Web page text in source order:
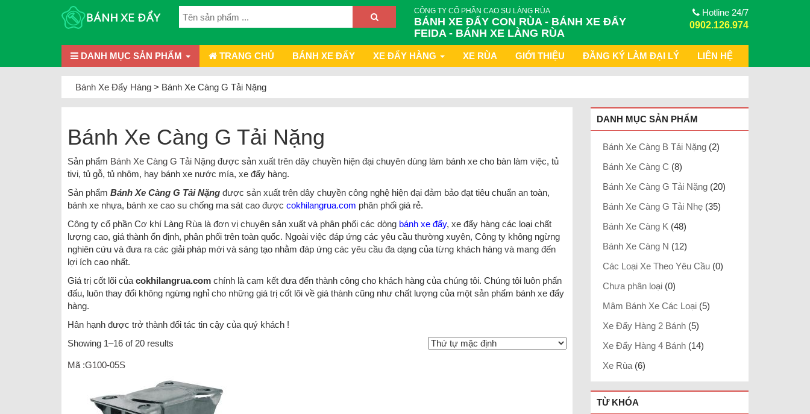
CÔNG TY CỔ PHẦN CAO SU LÀNG RÙA
BÁNH XE ĐẨY CON RÙA - BÁNH XE ĐẨY
FEIDA - BÁNH XE LÀNG RÙA
Hotline 24/7
0902.126.974
DANH MỤC SẢN PHẨM TRANG CHỦ BÁNH XE ĐẨY XE ĐẨY HÀNG XE RÙA GIỚI THIỆU ĐĂNG KÝ LÀM ĐẠI LÝ LIÊN HỆ
Bánh Xe Đẩy Hàng > Bánh Xe Càng G Tải Nặng
Bánh Xe Càng G Tải Nặng
Sản phẩm Bánh Xe Càng G Tải Nặng được sản xuất trên dây chuyền hiện đại chuyên dùng làm bánh xe cho bàn làm việc, tủ
tivi, tủ gỗ, tủ nhôm, hay bánh xe nước mía, xe đẩy hàng.
Sản phẩm Bánh Xe Càng G Tải Nặng được sản xuất trên dây chuyền công nghệ hiện đại đảm bảo đạt tiêu chuẩn an toàn,
bánh xe nhựa, bánh xe cao su chống ma sát cao được cokhilangrua.com phân phối giá rẻ.
Công ty cổ phần Cơ khí Làng Rùa là đơn vị chuyên sản xuất và phân phối các dòng bánh xe đẩy, xe đẩy hàng các loại chất
lượng cao, giá thành ổn định, phân phối trên toàn quốc. Ngoài việc đáp ứng các yêu cầu thường xuyên, Công ty không ngừng
nghiên cứu và đưa ra các giải pháp mới và sáng tạo nhằm đáp ứng các yêu cầu đa dạng của từng khách hàng và mang đến
lợi ích cao nhất.
Giá trị cốt lõi của cokhilangrua.com chính là cam kết đưa đến thành công cho khách hàng của chúng tôi. Chúng tôi luôn phấn
đấu, luôn thay đổi không ngừng nghỉ cho những giá trị cốt lõi về giá thành cũng như chất lượng của một sản phẩm bánh xe đẩy
hàng.
Hân hạnh được trở thành đối tác tin cậy của quý khách !
Showing 1–16 of 20 results
Mã :G100-05S
DANH MỤC SẢN PHẨM
Bánh Xe Càng B Tải Nặng (2)
Bánh Xe Càng C (8)
Bánh Xe Càng G Tải Nặng (20)
Bánh Xe Càng G Tải Nhẹ (35)
Bánh Xe Càng K (48)
Bánh Xe Càng N (12)
Các Loại Xe Theo Yêu Cầu (0)
Chưa phân loại (0)
Mâm Bánh Xe Các Loại (5)
Xe Đẩy Hàng 2 Bánh (5)
Xe Đẩy Hàng 4 Bánh (14)
Xe Rùa (6)
TỪ KHÓA